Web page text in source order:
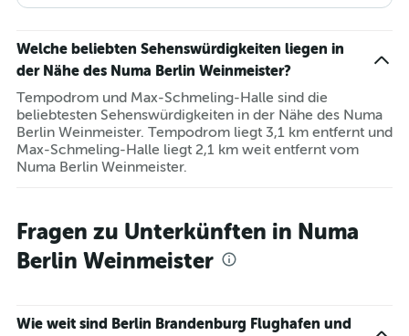
Welche beliebten Sehenswürdigkeiten liegen in
der Nähe des Numa Berlin Weinmeister?
Tempodrom und Max-Schmeling-Halle sind die
beliebtesten Sehenswürdigkeiten in der Nähe des Numa
Berlin Weinmeister. Tempodrom liegt 3,1 km entfernt und
Max-Schmeling-Halle liegt 2,1 km weit entfernt vom
Numa Berlin Weinmeister.
Fragen zu Unterkünften in Numa
Berlin Weinmeister
Wie weit sind Berlin Brandenburg Flughafen und